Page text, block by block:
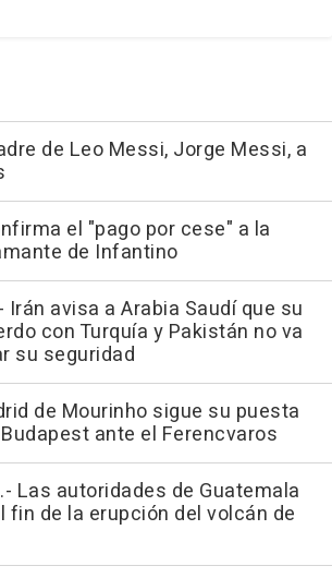
de Leo Messi, Jorge Messi, a
el "pago por cese" a la
de Infantino
Irán avisa a Arabia Saudí que su
con Turquía y Pakistán no va
su seguridad
de Mourinho sigue su puesta
ante el Ferencvaros
Las autoridades de Guatemala
fin de la erupción del volcán de